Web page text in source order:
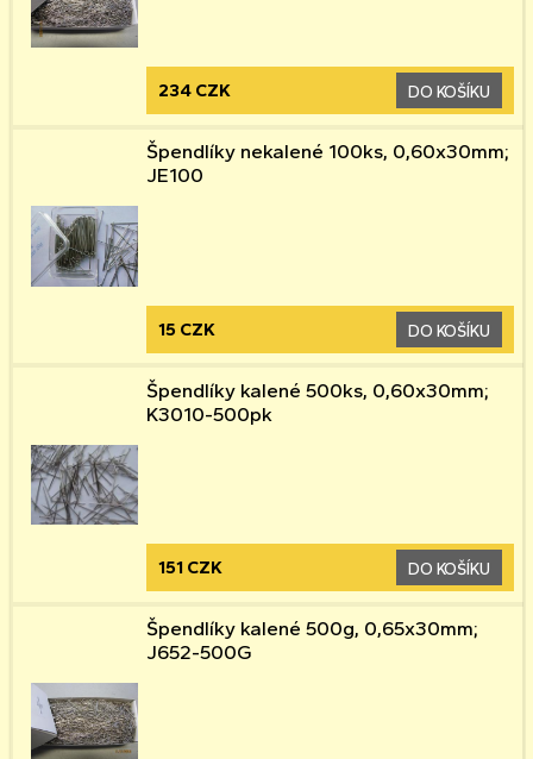
234 CZK DO KOŠÍKU
Špendlíky nekalené 100ks, 0,60x30mm;
JE100
15 CZK DO KOŠÍKU
Špendlíky kalené 500ks, 0,60x30mm;
K3010-500pk
151 CZK DO KOŠÍKU
Špendlíky kalené 500g, 0,65x30mm;
J652-500G